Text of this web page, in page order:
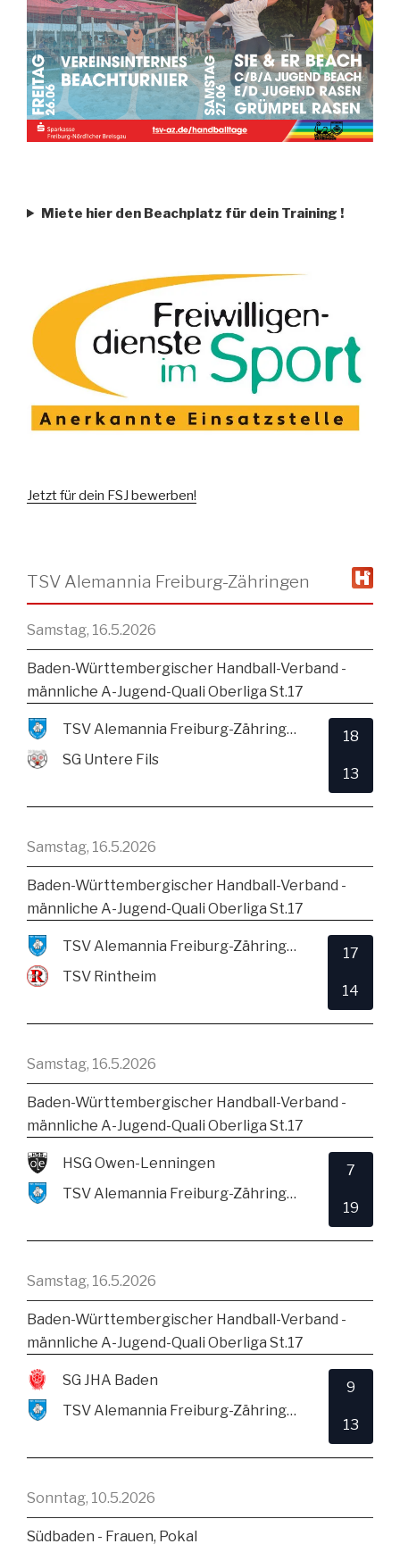
Miete hier den Beachplatz für dein Training !
Jetzt für dein FSJ bewerben!
TSV Alemannia Freiburg-Zähringen
Samstag, 16.5.2026
Baden-Württembergischer Handball-Verband -
männliche A-Jugend-Quali Oberliga St.17
TSV Alemannia Freiburg-Zähringen
SG Untere Fils
18
13
Samstag, 16.5.2026
Baden-Württembergischer Handball-Verband -
männliche A-Jugend-Quali Oberliga St.17
TSV Alemannia Freiburg-Zähringen
TSV Rintheim
17
14
Samstag, 16.5.2026
Baden-Württembergischer Handball-Verband -
männliche A-Jugend-Quali Oberliga St.17
HSG Owen-Lenningen
TSV Alemannia Freiburg-Zähringen
7
19
Samstag, 16.5.2026
Baden-Württembergischer Handball-Verband -
männliche A-Jugend-Quali Oberliga St.17
SG JHA Baden
TSV Alemannia Freiburg-Zähringen
9
13
Sonntag, 10.5.2026
Südbaden - Frauen, Pokal